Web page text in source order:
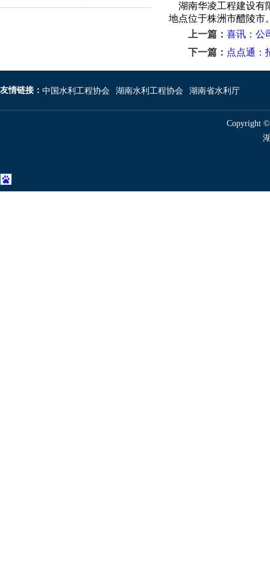
湖南华凌工程建设有
地点位于株洲市醴陵市
上一篇： 喜讯：公
下一篇： 点点通：
友情链接： 中国水利工程协会 湖南水利工程协会 湖南省水利厅
Copyright ©